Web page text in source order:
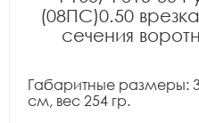
(08ПС)0.50
сечения
Габаритные размеры:
см, вес 254 гр.